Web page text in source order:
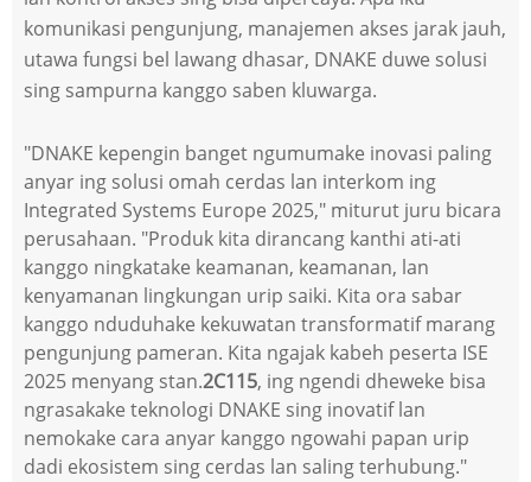
komunikasi pengunjung, manajemen akses jarak jauh,
utawa fungsi bel lawang dhasar, DNAKE duwe solusi
sing sampurna kanggo saben kluwarga.
"DNAKE kepengin banget ngumumake inovasi paling
anyar ing solusi omah cerdas lan interkom ing
Integrated Systems Europe 2025," miturut juru bicara
perusahaan. "Produk kita dirancang kanthi ati-ati
kanggo ningkatake keamanan, keamanan, lan
kenyamanan lingkungan urip saiki. Kita ora sabar
kanggo nduduhake kekuwatan transformatif marang
pengunjung pameran. Kita ngajak kabeh peserta ISE
2025 menyang stan.2C115, ing ngendi dheweke bisa
ngrasakake teknologi DNAKE sing inovatif lan
nemokake cara anyar kanggo ngowahi papan urip
dadi ekosistem sing cerdas lan saling terhubung."